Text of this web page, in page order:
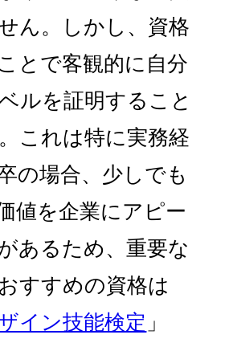
ん。しかし、資格
とで客観的に自分
ルを証明すること
これは特に実務経
の場合、少しでも
値を企業にアピー
あるため、重要な
すすめの資格は
イン技能検定 」